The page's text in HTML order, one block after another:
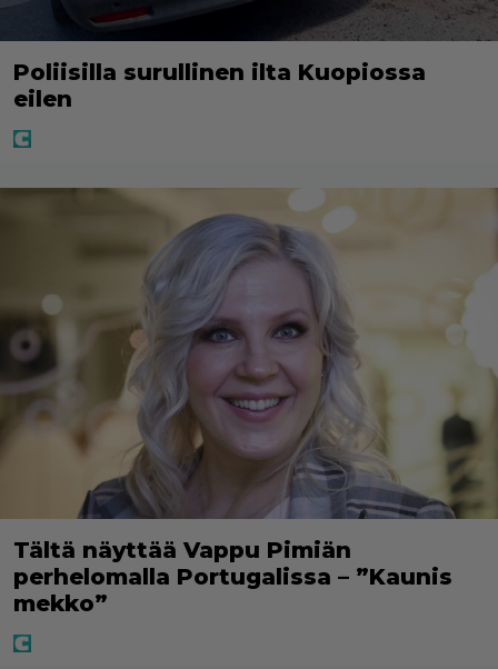
Poliisilla surullinen ilta Kuopiossa
eilen
Tältä näyttää Vappu Pimiän
perhelomalla Portugalissa – ”Kaunis
mekko”